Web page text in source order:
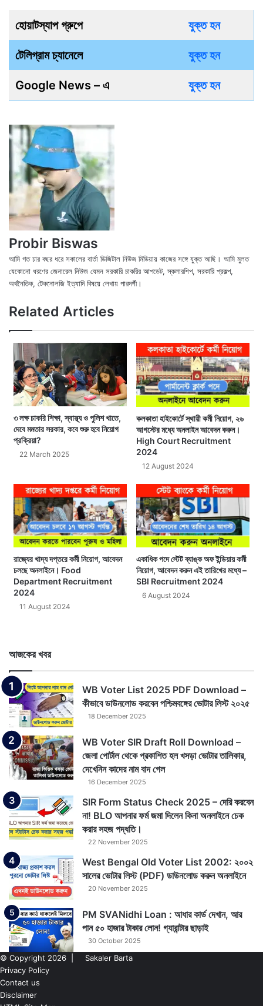
হোয়াটস্যাপ গ্রুপে যুক্ত হন
টেলিগ্রাম চ্যানেলে যুক্ত হন
Google News – এ যুক্ত হন
Probir Biswas
আমি গত চার বছর ধরে সকালের বার্তা ডিজিটাল নিউজ মিডিয়ায় কাজের সঙ্গে যুক্ত আছি। আমি মুলত
যেকোনো ধরণের জেনারেল নিউজ যেমন সরকারি চাকরির আপডেট, স্কলারশিপ, সরকারি প্রকল্প,
অর্থনৈতিক, টেকনোলজি ইত্যাদি বিষয়ে লেখায় পারদর্শী।
Related Articles
৩ লক্ষ চাকরি শিক্ষা, স্বাস্থ্য ও পুলিশ খাতে,
দেবে মমতার সরকার, কবে শুরু হবে নিয়োগ
প্রক্রিয়া?
22 March 2025
কলকাতা হাইকোর্টে স্থায়ী কর্মী নিয়োগ, ২৬
আগস্টের মধ্যে অনলাইন আবেদন করুন।
High Court Recruitment
2024
12 August 2024
রাজ্যের খাদ্য দপ্তরে কর্মী নিয়োগ, আবেদন
চলছে অনলাইনে। Food
Department Recruitment
2024
11 August 2024
একাধিক পদে স্টেট ব্যাঙ্ক অফ ইন্ডিয়ায় কর্মী
নিয়োগ, আবেদন করুন এই তারিখের মধ্যে –
SBI Recruitment 2024
6 August 2024
আজকের খবর
WB Voter List 2025 PDF Download –
কীভাবে ডাউনলোড করবেন পশ্চিমবঙ্গের ভোটার লিস্ট ২০২৫
18 December 2025
WB Voter SIR Draft Roll Download –
জেলা পোর্টাল থেকে প্রকাশিত হল খসড়া ভোটার তালিকার,
দেখেনিন কাদের নাম বাদ গেল
16 December 2025
SIR Form Status Check 2025 – দেরি করবেন
না! BLO আপনার ফর্ম জমা দিলেন কিনা অনলাইনে চেক
করার সহজ পদ্ধতি।
22 November 2025
West Bengal Old Voter List 2002: ২০০২
সালের ভোটার লিস্ট (PDF) ডাউনলোড করুন অনলাইনে
20 November 2025
PM SVANidhi Loan : আধার কার্ড দেখান, আর
পান ৫০ হাজার টাকার লোন! গ্যারান্টার ছাড়াই
30 October 2025
© Copyright 2026 |
Sakaler Barta
Privacy Policy
Contact us
Disclaimer